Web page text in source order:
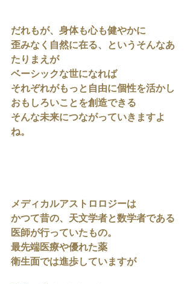
だれもが、身体も心も健やかに
歪みなく自然に在る、というそんなあ
たりまえが
ベーシックな世になれば
それぞれがもっと自由に個性を活かし
おもしろいことを創造できる
そんな未来につながっていきますよ
ね。
メディカルアストロロジーは
かつて昔の、天文学者と数学者である
医師が行っていたもの。
最先端医療や優れた薬
衛生面では進歩していますが